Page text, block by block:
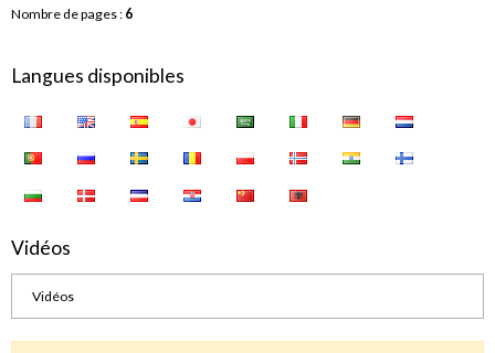
Nombre de pages : 6
Langues disponibles
Vidéos
Vidéos